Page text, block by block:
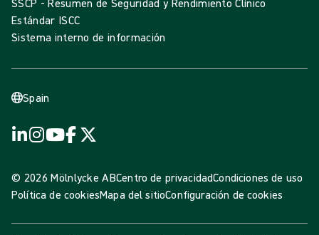
SSCP - Resumen de Seguridad y Rendimiento Clínico
Estándar ISCC
Sistema interno de información
Spain
© 2026 Mölnlycke ABCentro de privacidadCondiciones de uso
Política de cookiesMapa del sitioConfiguración de cookies